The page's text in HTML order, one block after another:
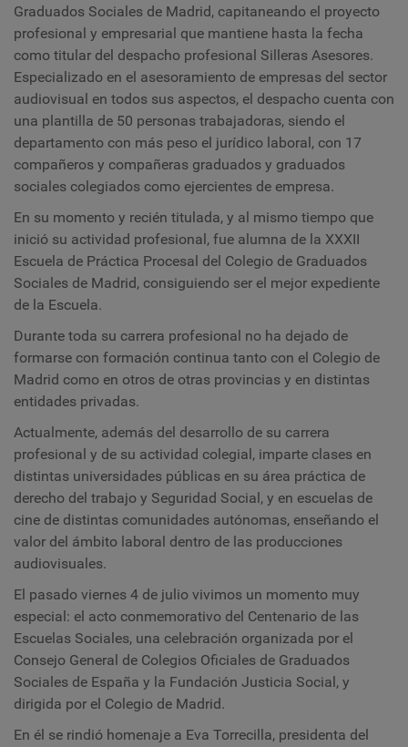
Graduados Sociales de Madrid, capitaneando el proyecto
profesional y empresarial que mantiene hasta la fecha
como titular del despacho profesional Silleras Asesores.
Especializado en el asesoramiento de empresas del sector
audiovisual en todos sus aspectos, el despacho cuenta con
una plantilla de 50 personas trabajadoras, siendo el
departamento con más peso el jurídico laboral, con 17
compañeros y compañeras graduados y graduados
sociales colegiados como ejercientes de empresa.
En su momento y recién titulada, y al mismo tiempo que
inició su actividad profesional, fue alumna de la XXXII
Escuela de Práctica Procesal del Colegio de Graduados
Sociales de Madrid, consiguiendo ser el mejor expediente
de la Escuela.
Durante toda su carrera profesional no ha dejado de
formarse con formación continua tanto con el Colegio de
Madrid como en otros de otras provincias y en distintas
entidades privadas.
Actualmente, además del desarrollo de su carrera
profesional y de su actividad colegial, imparte clases en
distintas universidades públicas en su área práctica de
derecho del trabajo y Seguridad Social, y en escuelas de
cine de distintas comunidades autónomas, enseñando el
valor del ámbito laboral dentro de las producciones
audiovisuales.
El pasado viernes 4 de julio vivimos un momento muy
especial: el acto conmemorativo del Centenario de las
Escuelas Sociales, una celebración organizada por el
Consejo General de Colegios Oficiales de Graduados
Sociales de España y la Fundación Justicia Social, y
dirigida por el Colegio de Madrid.
En él se rindió homenaje a Eva Torrecilla, presidenta del